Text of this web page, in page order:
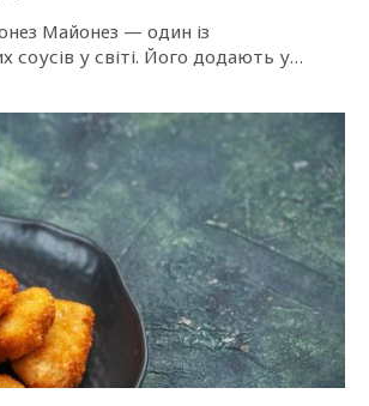
Майонез — один із
соусів у світі. Його додають у